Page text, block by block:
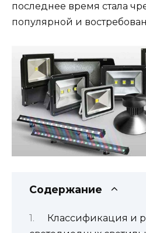
последнее время стала
популярной и
Содержание
Классификация и